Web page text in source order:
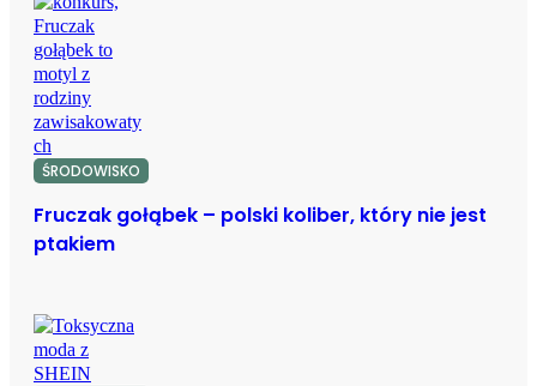
ŚRODOWISKO
Fruczak gołąbek – polski koliber, który nie jest
ptakiem